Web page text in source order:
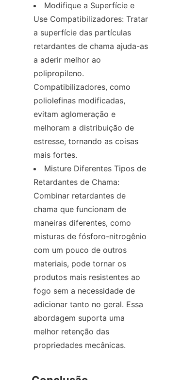
Modifique a Superfície e
Use Compatibilizadores: Tratar
a superfície das partículas
retardantes de chama ajuda-as
a aderir melhor ao
polipropileno.
Compatibilizadores, como
poliolefinas modificadas,
evitam aglomeração e
melhoram a distribuição de
estresse, tornando as coisas
mais fortes.
Misture Diferentes Tipos de
Retardantes de Chama:
Combinar retardantes de
chama que funcionam de
maneiras diferentes, como
misturas de fósforo-nitrogênio
com um pouco de outros
materiais, pode tornar os
produtos mais resistentes ao
fogo sem a necessidade de
adicionar tanto no geral. Essa
abordagem suporta uma
melhor retenção das
propriedades mecânicas.